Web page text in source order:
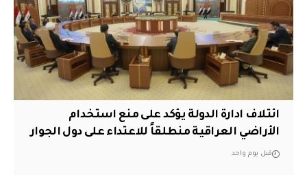
ائتلاف ادارة الدولة يؤكد على منع استخدام
الأراضي العراقية منطلقاً للاعتداء على دول الجوار
قبل يوم واحد